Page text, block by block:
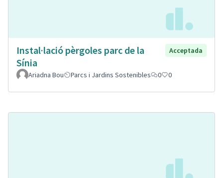
Instal·lació pèrgoles parc de la
Sínia
Acceptada
Ariadna Bou Parcs i Jardins Sostenibles 0 0